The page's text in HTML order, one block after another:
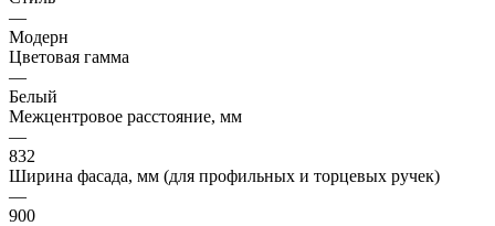
—
Модерн
Цветовая гамма
—
Белый
Межцентровое расстояние, мм
—
832
Ширина фасада, мм (для профильных и торцевых ручек)
—
900